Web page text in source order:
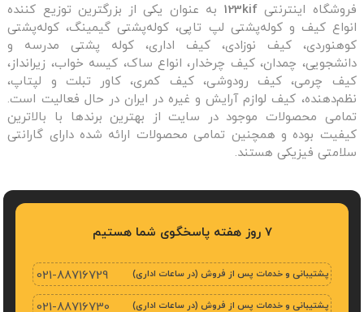
فروشگاه اینترنتی 123kif به عنوان یکی از بزرگترین توزیع کننده
انواع کیف و کوله‌پشتی لپ تاپی، کوله‌پشتی گیمینگ، کوله‌پشتی
کوهنوردی، کیف نوزادی، کیف اداری، کوله پشتی مدرسه و
دانشجویی، چمدان، کیف چرخدار، انواع ساک، کیسه خواب، زیرانداز،
کیف چرمی، کیف رودوشی، کیف کمری، کاور تبلت و لپتاپ،
نظم‌دهنده، کیف لوازم آرایش و غیره در ایران در حال فعالیت است.
تمامی محصولات موجود در سایت از بهترین برندها با بالاترین
کیفیت بوده و همچنین تمامی محصولات ارائه شده دارای گارانتی
سلامتی فیزیکی هستند.
7 روز هفته پاسخگوی شما هستیم
پشتیبانی و خدمات پس از فروش (در ساعات اداری) 021-88716729
پشتیبانی و خدمات پس از فروش (در ساعات اداری) 021-88716730